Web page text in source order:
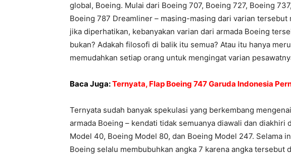
global, Boeing. Mulai dari Boeing 707, Boeing 727, Boeing
Boeing 787 Dreamliner – masing-masing dari varian tersebut
jika diperhatikan, kebanyakan varian dari armada Boeing
bukan? Adakah filosofi di balik itu semua? Atau itu hanya
memudahkan setiap orang untuk mengingat varian
Baca Juga:Ternyata, Flap Boeing 747 Garuda Indonesia
Ternyata sudah banyak spekulasi yang berkembang
armada Boeing – kendati tidak semuanya diawali dan diakhiri
Model 40, Boeing Model 80, dan Boeing Model 247. Selama
Boeing selalu membubuhkan angka 7 karena angka tersebut